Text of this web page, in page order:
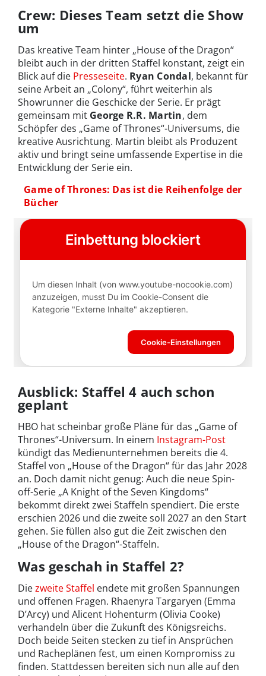
Crew: Dieses Team setzt die Show
um
Das kreative Team hinter „House of the Dragon“
bleibt auch in der dritten Staffel konstant, zeigt ein
Blick auf die Presseseite. Ryan Condal, bekannt für
seine Arbeit an „Colony“, führt weiterhin als
Showrunner die Geschicke der Serie. Er prägt
gemeinsam mit George R.R. Martin, dem
Schöpfer des „Game of Thrones“-Universums, die
kreative Ausrichtung. Martin bleibt als Produzent
aktiv und bringt seine umfassende Expertise in die
Entwicklung der Serie ein.
Game of Thrones: Das ist die Reihenfolge der
Bücher
Ausblick: Staffel 4 auch schon
geplant
HBO hat scheinbar große Pläne für das „Game of
Thrones“-Universum. In einem Instagram-Post
kündigt das Medienunternehmen bereits die 4.
Staffel von „House of the Dragon“ für das Jahr 2028
an. Doch damit nicht genug: Auch die neue Spin-
off-Serie „A Knight of the Seven Kingdoms“
bekommt direkt zwei Staffeln spendiert. Die erste
erschien 2026 und die zweite soll 2027 an den Start
gehen. Sie füllen also gut die Zeit zwischen den
„House of the Dragon“-Staffeln.
Was geschah in Staffel 2?
Diezweite Staffel endete mit großen Spannungen
und offenen Fragen. Rhaenyra Targaryen (Emma
D’Arcy) und Alicent Hohenturm (Olivia Cooke)
verhandeln über die Zukunft des Königsreichs.
Doch beide Seiten stecken zu tief in Ansprüchen
und Racheplänen fest, um einen Kompromiss zu
finden. Stattdessen bereiten sich nun alle auf den